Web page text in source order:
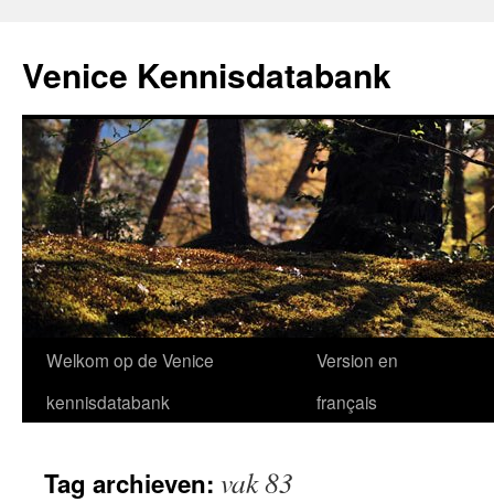
Venice Kennisdatabank
Ga
naar
inhoud
Welkom op de Venice
kennisdatabank
Version en
français
Tag archieven: vak 83